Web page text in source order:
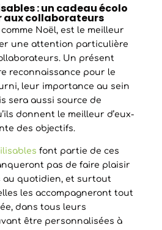
: un cadeau écolo
aux collaborateurs
Noël, est le meilleur
une attention particulière
Un présent
reconnaissance pour le
leur importance au sein
sera aussi source de
donnent le meilleur d’eux-
des objectifs.
font partie de ces
pas de faire plaisir
au quotidien, et surtout
les accompagneront tout
dans tous leurs
être personnalisées à